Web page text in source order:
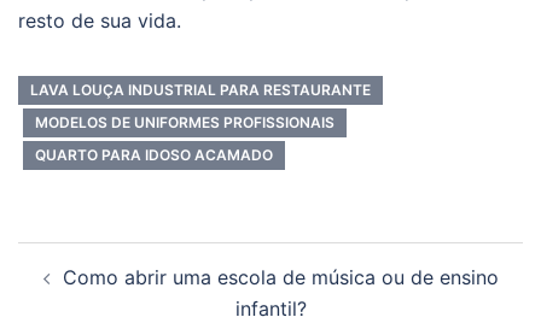
resto de sua vida.
LAVA LOUÇA INDUSTRIAL PARA RESTAURANTE
MODELOS DE UNIFORMES PROFISSIONAIS
QUARTO PARA IDOSO ACAMADO
de Como abrir uma escola de música ou de ensino
infantil?